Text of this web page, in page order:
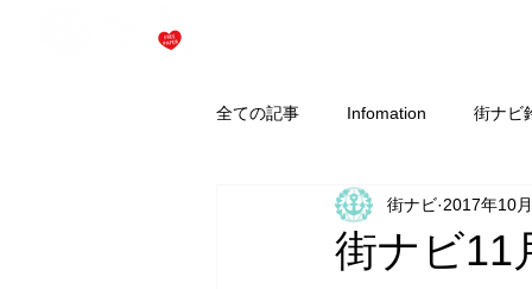
全ての記事 Infomation 街ナビ
街ナビ11
街ナビ 2017年10